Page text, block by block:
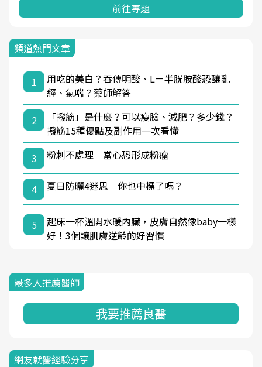
前往專題
頻道熱門文章
1
用吃的美白？吞傳明酸、L－半胱胺酸恐釀亂
經、氣喘？藥師解答
2
「撥筋」是什麼？可以瘦臉、減肥？多少錢？
撥筋15種優點及副作用一次看懂
3
粉刺不處理 當心恐形成粉瘤
4 夏日防曬4迷思 你也中標了嗎？
5
起床一杯溫開水暖內臟，皮膚自然像baby一樣
好！3個讓肌膚逆齡的好習慣
最多人推薦醫師
我要推薦良醫
網友就醫經驗分享